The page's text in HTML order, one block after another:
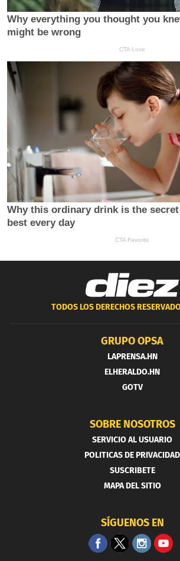
TODOS LOS DERECHOS
GRUPO OPSA
LAPRENSA.HN
ELHERALDO.HN
GOTV
SOBRE NOSOTROS
SERVICIO AL USUARIO
POLITICAS DE PRIVACIDAD
SUSCRIBETE
MAPA DEL SITIO
SÍGUENOS EN